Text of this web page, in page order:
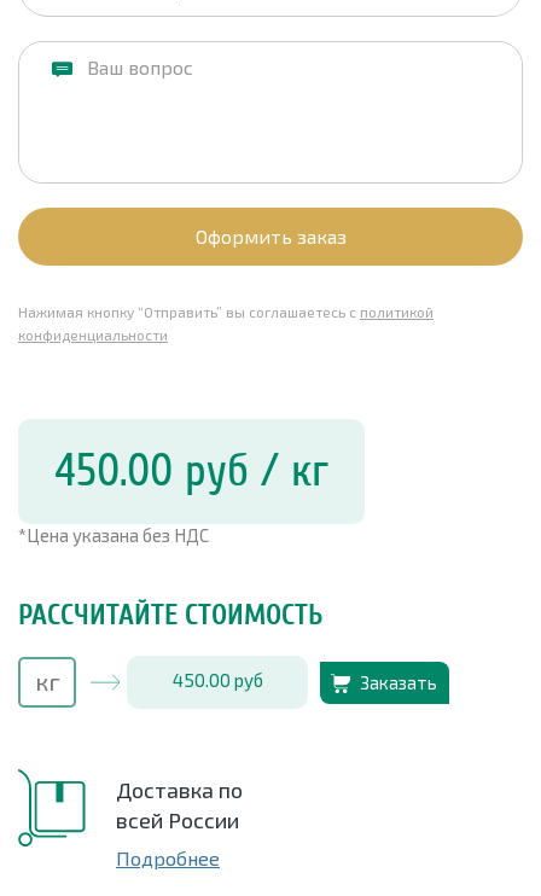
Оформить заказ
Нажимая кнопку “Отправить” вы соглашаетесь с политикой
конфиденциальности
450.00 руб / кг
*Цена указана без НДС
РАССЧИТАЙТЕ СТОИМОСТЬ
450.00 руб Заказать
Доставка по
всей России
Подробнее